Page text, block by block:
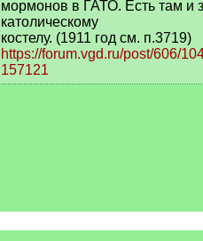
мормонов в ГАТО. Есть там и
католическому
костелу. (1911 год см. п.3719)
https://forum.vgd.ru/post/606/
157121
[